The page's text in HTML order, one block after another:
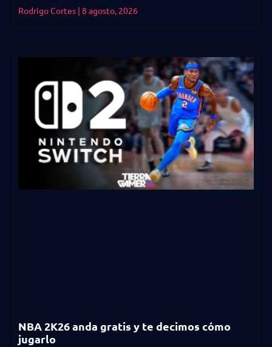
Rodrigo Cortes 8 agosto, 2026
NBA 2K26 anda gratis y te decimos cómo
jugarlo